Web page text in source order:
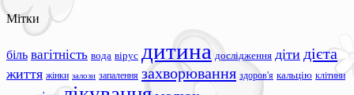
Мітки
біль вагітність вода вірус дитина дослідження діти дієта
життя жінки залози запалення захворювання здоров'я кальцію клітини